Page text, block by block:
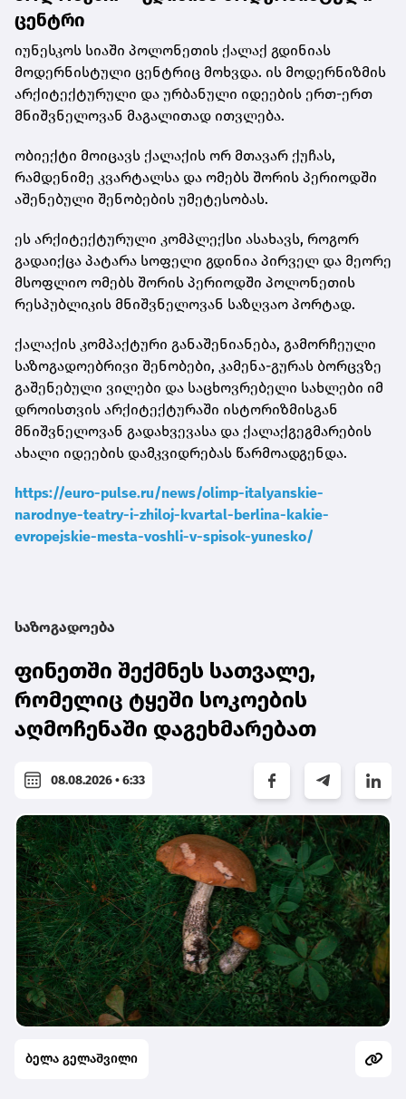
ცენტრი
იუნესკოს სიაში პოლონეთის ქალაქ გდინიას
მოდერნისტული ცენტრიც მოხვდა. ის მოდერნიზმის
არქიტექტურული და ურბანული იდეების ერთ-ერთ
მნიშვნელოვან მაგალითად ითვლება.
ობიექტი მოიცავს ქალაქის ორ მთავარ ქუჩას,
რამდენიმე კვარტალსა და ომებს შორის პერიოდში
აშენებული შენობების უმეტესობას.
ეს არქიტექტურული კომპლექსი ასახავს, როგორ
გადაიქცა პატარა სოფელი გდინია პირველ და მეორე
მსოფლიო ომებს შორის პერიოდში პოლონეთის
რესპუბლიკის მნიშვნელოვან საზღვაო პორტად.
ქალაქის კომპაქტური განაშენიანება, გამორჩეული
საზოგადოებრივი შენობები, კამენა-გურას ბორცვზე
გაშენებული ვილები და საცხოვრებელი სახლები იმ
დროისთვის არქიტექტურაში ისტორიზმისგან
მნიშვნელოვან გადახვევასა და ქალაქგეგმარების
ახალი იდეების დამკვიდრებას წარმოადგენდა.
https://euro-pulse.ru/news/olimp-italyanskie-
narodnye-teatry-i-zhiloj-kvartal-berlina-kakie-
evropejskie-mesta-voshli-v-spisok-yunesko/
საზოგადოება
ფინეთში შექმნეს სათვალე,
რომელიც ტყეში სოკოების
აღმოჩენაში დაგეხმარებათ
08.08.2026 • 6:33
ბელა გელაშვილი